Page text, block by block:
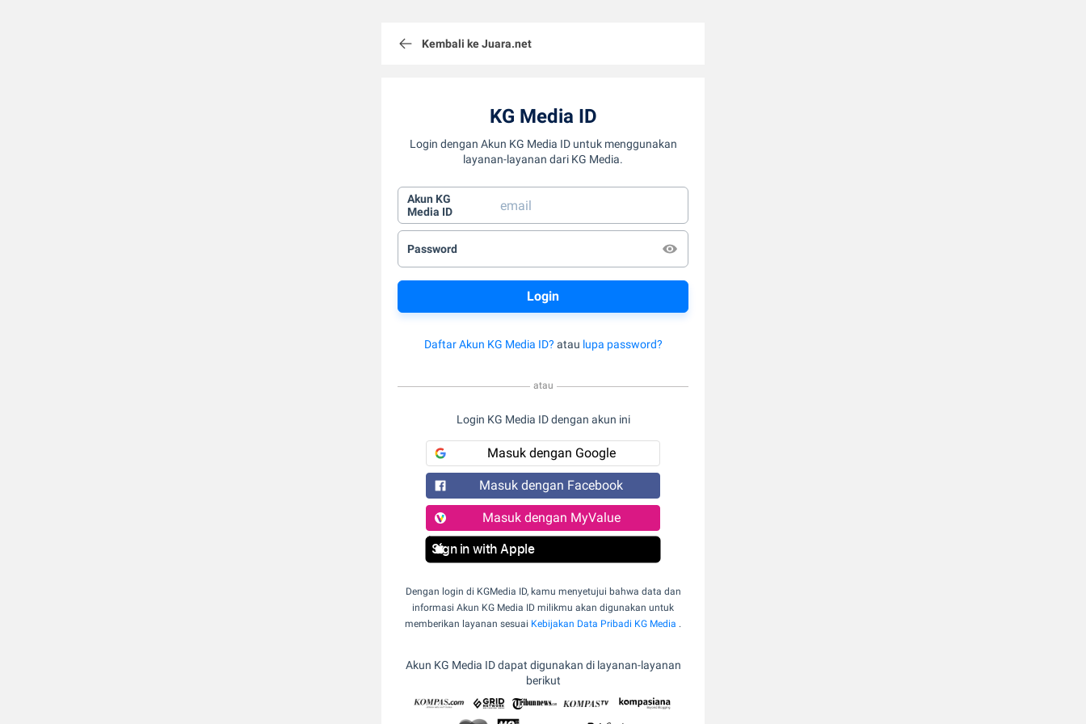
Kembali ke Juara.net
KG Media ID
Login dengan Akun KG Media ID untuk menggunakan
layanan-layanan dari KG Media.
Akun KG
Media ID
Password
Daftar Akun KG Media ID? atau lupa password?
atau
Login KG Media ID dengan akun ini
Masuk dengan Google
Masuk dengan Facebook
Masuk dengan MyValue
Sign in with Apple
Dengan login di KGMedia ID, kamu menyetujui bahwa data dan
informasi Akun KG Media ID milikmu akan digunakan untuk
memberikan layanan sesuai Kebijakan Data Pribadi KG Media .
Akun KG Media ID dapat digunakan di layanan-layanan
berikut